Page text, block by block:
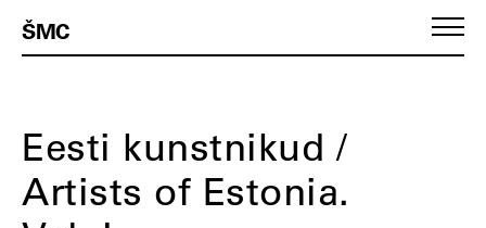
ŠMC
Eesti kunstnikud /
Artists of Estonia.